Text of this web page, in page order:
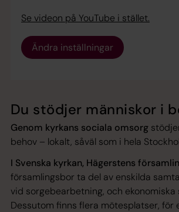
Se videon på YouTube i stället.
Ändra inställningar
Du stödjer människor i
Genom kyrkans sociala omsorg
behov – lokalt, såväl som i hela
I Svenska kyrkan, Hägerstens
församlingsbor ta del av enskilda
vid sorgebearbetning, och ekonomiska
Dessutom finns flera mötesplatser, för